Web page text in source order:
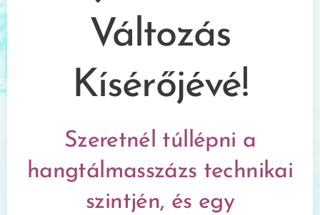
Változás
Kísérőjévé!
Szeretnél túllépni a
hangtálmasszázs technikai
szintjén, és egy